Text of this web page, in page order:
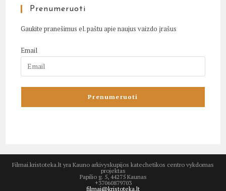
Prenumeruoti
Gaukite pranešimus el. paštu apie naujus vaizdo įrašus
Email
Filmai.kristoteka.lt yra Kauno arkivyskupijos katechetikos centro vykdomas
projektas
Papilio g. 5, 44275 Kaunas
+37060879703
filmai@kristoteka.lt